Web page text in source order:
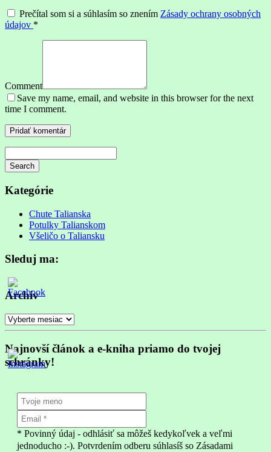
Prečítal som si a súhlasím so znením Zásady ochrany osobných
údajov *
Comment
Save my name, email, and website in this browser for the next
time I comment.
Search
is
progress
Kategórie
Chute Talianska
Potulky Talianskom
Všeličo o Taliansku
Sleduj ma:
Archív
Archív
Najnovší článok a e-kniha priamo do tvojej
schránky!
* Povinný údaj - odhlásiť sa môžeš kedykoľvek a veľmi
jednoducho :-). Potvrdením odberu súhlasíš so Zásadami